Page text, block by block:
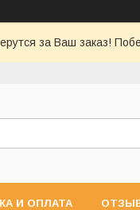
за Ваш заказ!
И ОПЛАТА